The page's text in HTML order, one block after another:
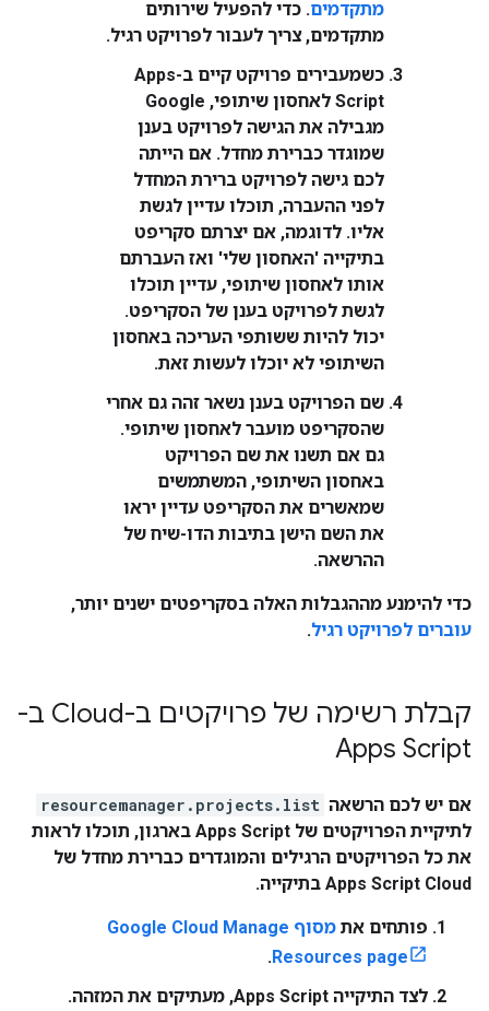
מתקדמים. כדי להפעיל שירותים
מתקדמים, צריך לעבור לפרויקט רגיל.
כשמעבירים פרויקט קיים ב-Apps
Script לאחסון שיתופי, Google
מגבילה את הגישה לפרויקט בענן
שמוגדר כברירת מחדל. אם הייתה
לכם גישה לפרויקט ברירת המחדל
לפני ההעברה, תוכלו עדיין לגשת
אליו. לדוגמה, אם יצרתם סקריפט
בתיקייה 'האחסון שלי' ואז העברתם
אותו לאחסון שיתופי, עדיין תוכלו
לגשת לפרויקט בענן של הסקריפט.
יכול להיות ששותפי העריכה באחסון
השיתופי לא יוכלו לעשות זאת.
שם הפרויקט בענן נשאר זהה גם אחרי
שהסקריפט מועבר לאחסון שיתופי.
גם אם תשנו את שם הפרויקט
באחסון השיתופי, המשתמשים
שמאשרים את הסקריפט עדיין יראו
את השם הישן בתיבות הדו-שיח של
ההרשאה.
כדי להימנע מההגבלות האלה בסקריפטים ישנים יותר,
עוברים לפרויקט רגיל.
קבלת רשימה של פרויקטים ב-Cloud ב-
Apps Script
אם יש לכם הרשאה resourcemanager.projects.list
לתיקיית הפרויקטים של Apps Script בארגון, תוכלו לראות
את כל הפרויקטים הרגילים והמוגדרים כברירת מחדל של
Apps Script Cloud בתיקייה.
פותחים את מסוף Google Cloud Manage
Resources page
.
לצד התיקייה Apps Script, מעתיקים את המזהה.